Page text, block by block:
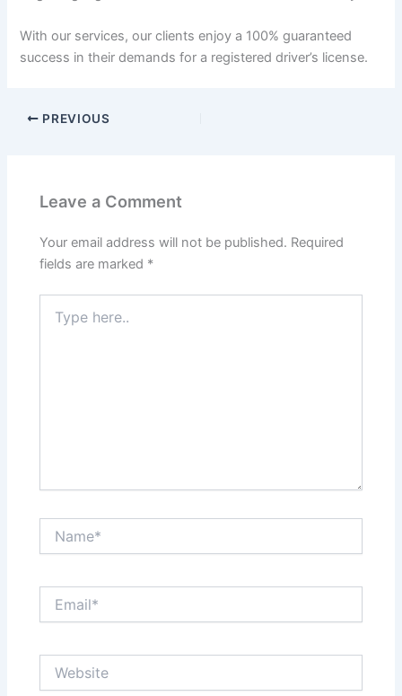
With our services, our clients enjoy a 100% guaranteed
success in their demands for a registered driver’s license.
PREVIOUS
Leave a Comment
Your email address will not be published. Required
fields are marked *
here..